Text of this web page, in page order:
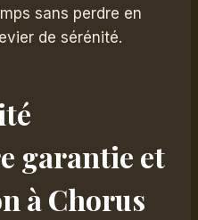
sans perdre en
de sérénité.
garantie et
à Chorus